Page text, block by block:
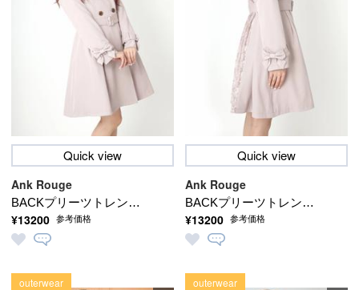
Quick view
BACKプリーツトレンチ
コート
Ank Rouge
¥13200 参考価格
Quick view
BACKプリーツトレンチ
コート
Ank Rouge
¥13200 参考価格
outerwear outerwear